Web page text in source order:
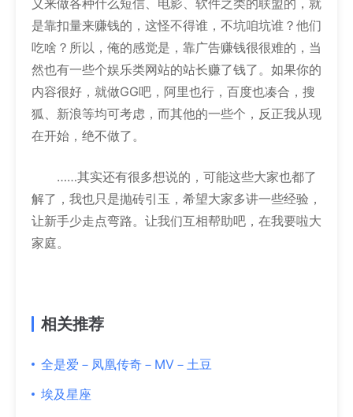
义来做各种什么短信、电影、软件之类的联盟的，就
是靠扣量来赚钱的，这怪不得谁，不坑咱坑谁？他们
吃啥？所以，俺的感觉是，靠广告赚钱很很难的，当
然也有一些个娱乐类网站的站长赚了钱了。如果你的
内容很好，就做GG吧，阿里也行，百度也凑合，搜
狐、新浪等均可考虑，而其他的一些个，反正我从现
在开始，绝不做了。
……其实还有很多想说的，可能这些大家也都了
解了，我也只是抛砖引玉，希望大家多讲一些经验，
让新手少走点弯路。让我们互相帮助吧，在我要啦大
家庭。
相关推荐
全是爱－凤凰传奇－MV－土豆
埃及星座